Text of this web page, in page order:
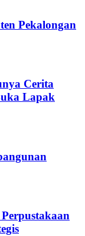
Pekalongan
Cerita
Lapak